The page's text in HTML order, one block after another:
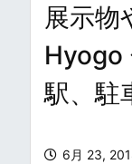
展示
Hyogo
駅、駐
6月 23,